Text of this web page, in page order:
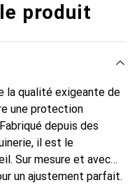
produit
la qualité exigeante de
une protection
depuis des
il est le
Sur mesure et avec
un ajustement parfait.